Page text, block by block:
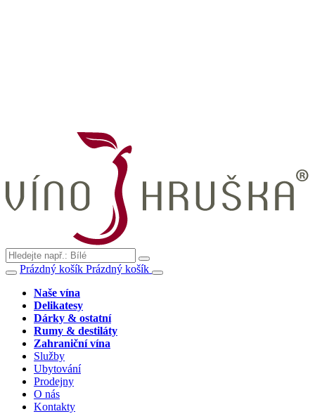
Prázdný košík Prázdný košík
Naše vína
Delikatesy
Dárky & ostatní
Rumy & destiláty
Zahraniční vína
Služby
Ubytování
Prodejny
O nás
Kontakty